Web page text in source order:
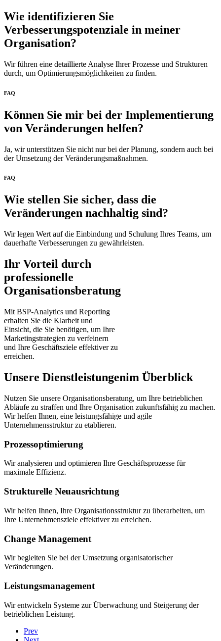
Wie identifizieren Sie
Verbesserungspotenziale in meiner
Organisation?
Wir führen eine detaillierte Analyse Ihrer Prozesse und Strukturen
durch, um Optimierungsmöglichkeiten zu finden.
FAQ
Können Sie mir bei der Implementierung
von Veränderungen helfen?
Ja, wir unterstützen Sie nicht nur bei der Planung, sondern auch bei
der Umsetzung der Veränderungsmaßnahmen.
FAQ
Wie stellen Sie sicher, dass die
Veränderungen nachhaltig sind?
Wir legen Wert auf die Einbindung und Schulung Ihres Teams, um
dauerhafte Verbesserungen zu gewährleisten.
Ihr Vorteil durch
professionelle
Organisationsberatung
Mit BSP-Analytics und Reporting
erhalten Sie die Klarheit und
Einsicht, die Sie benötigen, um Ihre
Marketingstrategien zu verfeinern
und Ihre Geschäftsziele effektiver zu
erreichen.
Unsere Dienstleistungenim Überblick
Nutzen Sie unsere Organisationsberatung, um Ihre betrieblichen
Abläufe zu straffen und Ihre Organisation zukunftsfähig zu machen.
Wir helfen Ihnen, eine leistungsfähige und agile
Unternehmensstruktur zu etablieren.
Prozessoptimierung
Wir analysieren und optimieren Ihre Geschäftsprozesse für
maximale Effizienz.
Strukturelle Neuausrichtung
Wir helfen Ihnen, Ihre Organisationsstruktur zu überarbeiten, um
Ihre Unternehmensziele effektiver zu erreichen.
Change Management
Wir begleiten Sie bei der Umsetzung organisatorischer
Veränderungen.
Leistungsmanagement
Wir entwickeln Systeme zur Überwachung und Steigerung der
betrieblichen Leistung.
Prev